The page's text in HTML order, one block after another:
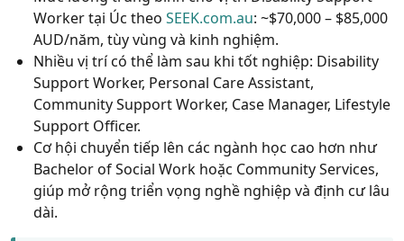
Worker tại Úc theo SEEK.com.au: ~$70,000 – $85,000
AUD/năm, tùy vùng và kinh nghiệm.
Nhiều vị trí có thể làm sau khi tốt nghiệp: Disability
Support Worker, Personal Care Assistant,
Community Support Worker, Case Manager, Lifestyle
Support Officer.
Cơ hội chuyển tiếp lên các ngành học cao hơn như
Bachelor of Social Work hoặc Community Services,
giúp mở rộng triển vọng nghề nghiệp và định cư lâu
dài.